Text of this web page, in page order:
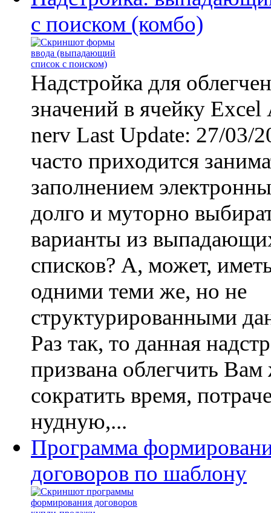
с поиском (комбо)
Надстройка для
значений в ячейку Excel
nerv Last Update: 27/03/
часто приходится
заполнением
долго и муторно
варианты из
списков? А, может,
одними теми же, но не
структурированными
Раз так, то данная
призвана облегчить
сократить время,
нудную,...
Программа
договоров по шаблону